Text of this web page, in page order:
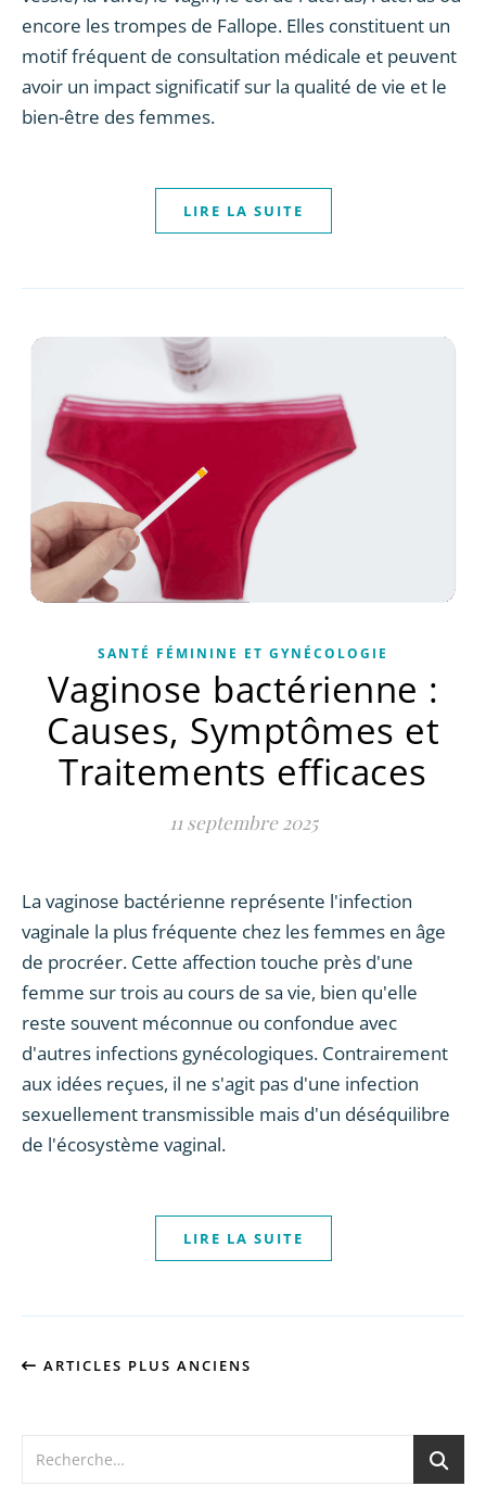
encore les trompes de Fallope. Elles constituent un
motif fréquent de consultation médicale et peuvent
avoir un impact significatif sur la qualité de vie et le
bien-être des femmes.
LIRE LA SUITE
SANTÉ FÉMININE ET GYNÉCOLOGIE
Vaginose bactérienne :
Causes, Symptômes et
Traitements efficaces
11 septembre 2025
La vaginose bactérienne représente l'infection
vaginale la plus fréquente chez les femmes en âge
de procréer. Cette affection touche près d'une
femme sur trois au cours de sa vie, bien qu'elle
reste souvent méconnue ou confondue avec
d'autres infections gynécologiques. Contrairement
aux idées reçues, il ne s'agit pas d'une infection
sexuellement transmissible mais d'un déséquilibre
de l'écosystème vaginal.
LIRE LA SUITE
ARTICLES PLUS ANCIENS